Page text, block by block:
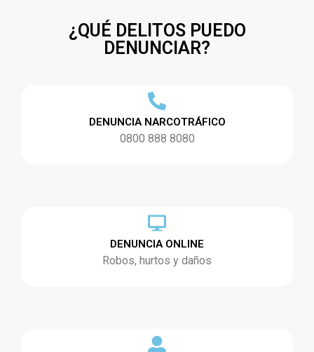
¿QUÉ DELITOS PUEDO
DENUNCIAR?
DENUNCIA NARCOTRÁFICO
0800 888 8080
DENUNCIA ONLINE
Robos, hurtos y daños